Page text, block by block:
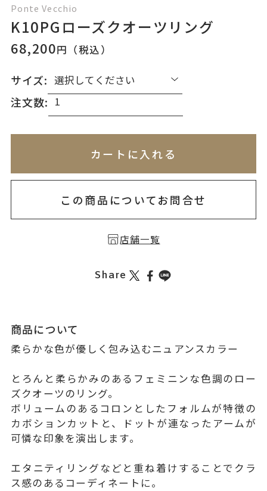
Ponte Vecchio
K10PGローズクオーツリング
68,200円（税込）
サイズ:
注文数:
希望する
希望しない
お届け目安：約2ヶ月以内カートに入れる
この商品についてお問合せ
店舗一覧
Share
商品について
柔らかな色が優しく包み込むニュアンスカラー
とろんと柔らかみのあるフェミニンな色調のロー
ズクオーツのリング。
ボリュームのあるコロンとしたフォルムが特徴の
カボションカットと、ドットが連なったアームが
可憐な印象を演出します。
エタニティリングなどと重ね着けすることでクラ
ス感のあるコーディネートに。